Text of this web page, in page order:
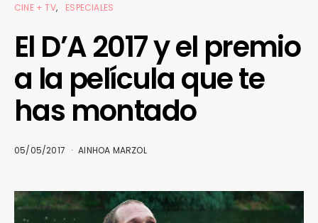
CINE + TV ESPECIALES
El D’A 2017 y el premio
a la película que te
has montado
05/05/2017 AINHOA MARZOL